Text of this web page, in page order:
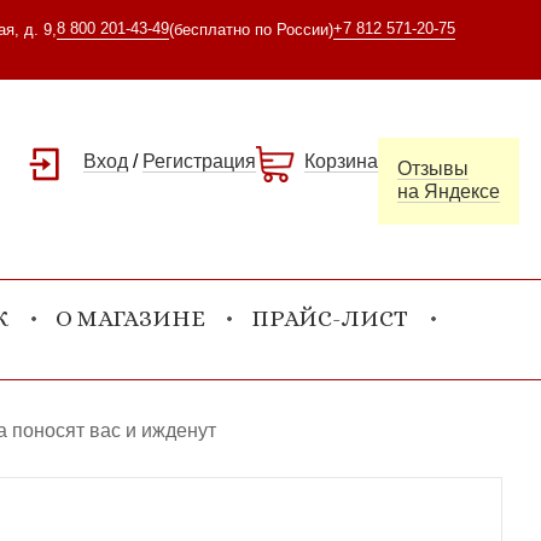
д. 9, 8 800 201-43-49(бесплатно по России)+7 812 571-20-75
Вход / Регистрация Корзина
Отзывы
на Яндексе
О МАГАЗИНЕ ПРАЙС-ЛИСТ
вас и ижденут